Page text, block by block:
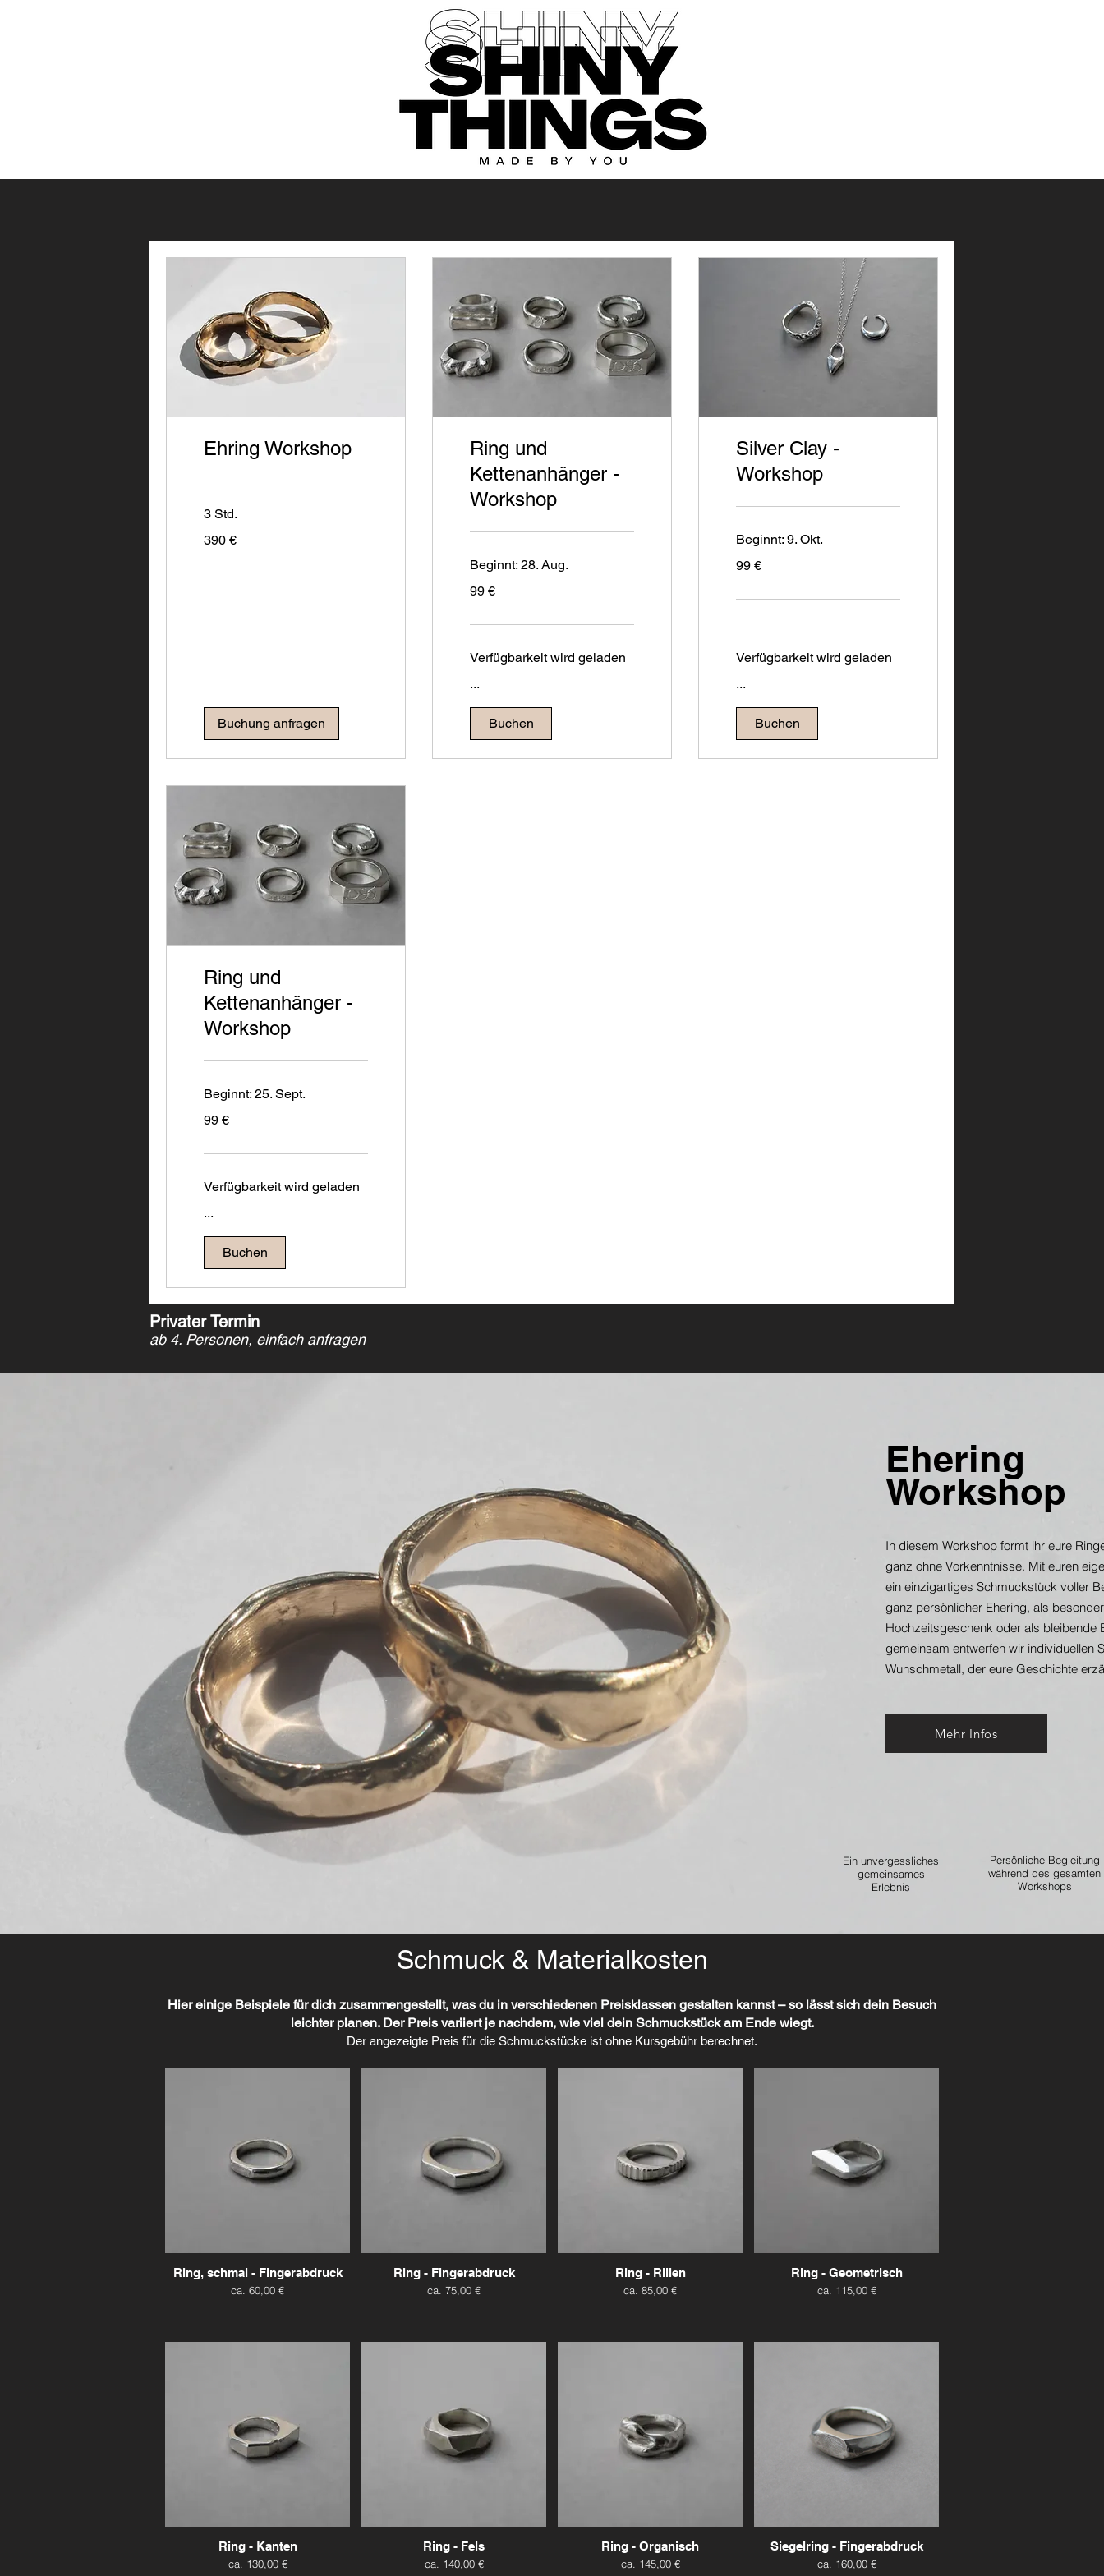
Ehring Workshop
3 Std.
Euro
390 €
Buchung anfragen
Ring und
Kettenanhänger -
Workshop
Beginnt: 28. Aug.
Euro
99 €
Verfügbarkeit wird geladen
...
Buchen
Silver Clay -
Workshop
Beginnt: 9. Okt.
Euro
99 €
Verfügbarkeit wird geladen
...
Buchen
Ring und
Kettenanhänger -
Workshop
Beginnt: 25. Sept.
Euro
99 €
Verfügbarkeit wird geladen
...
Buchen
Privater Termin
ab 4. Personen, einfach anfragen
Ehering
Workshop
In diesem Workshop formt ihr eure
ganz ohne Vorkenntnisse. Mit euren
ein einzigartiges Schmuckstück voller
ganz persönlicher Ehering, als
Hochzeitsgeschenk oder als bleibende
gemeinsam entwerfen wir individuellen
Wunschmetall, der eure Geschichte
Mehr Infos
Ein unvergessliches
gemeinsames
Erlebnis
Persönliche Begleitung
während des gesamten
Workshops
Schmuck & Materialkosten
Hier einige Beispiele für dich zusammengestellt, was du in verschiedenen Preisklassen gestalten kannst – so lässt sich dein Besuch
leichter planen. Der Preis variiert je nachdem, wie viel dein Schmuckstück am Ende wiegt.
Der angezeigte Preis für die Schmuckstücke ist ohne Kursgebühr berechnet.
Ring, schmal - Fingerabdruck
ca. 60,00 €
Ring - Fingerabdruck
ca. 75,00 €
Ring - Rillen
ca. 85,00 €
Ring - Geometrisch
ca. 115,00 €
Ring - Kanten
ca. 130,00 €
Ring - Fels
ca. 140,00 €
Ring - Organisch
ca. 145,00 €
Siegelring - Fingerabdruck
ca. 160,00 €